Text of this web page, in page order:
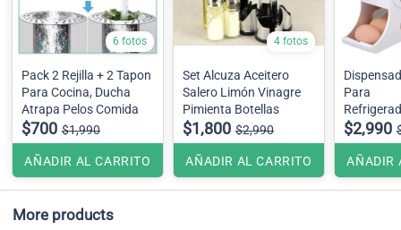
6 fotos
Pack 2 Rejilla + 2 Tapon
Para Cocina, Ducha
Atrapa Pelos Comida
$700 $1,990
AÑADIR AL CARRITO
4 fotos
Set Alcuza Aceitero
Salero Limón Vinagre
Pimienta Botellas
$1,800 $2,990
AÑADIR AL CARRITO
Para
30
$2,990
AÑADIR
More products